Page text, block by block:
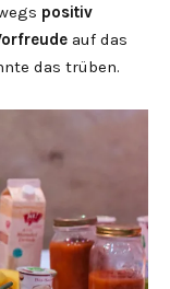
positiv
auf das
das trüben.